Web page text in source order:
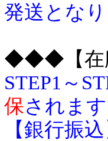
発送となり
◆◆◆【在
STEP1～
保されます
【銀行振